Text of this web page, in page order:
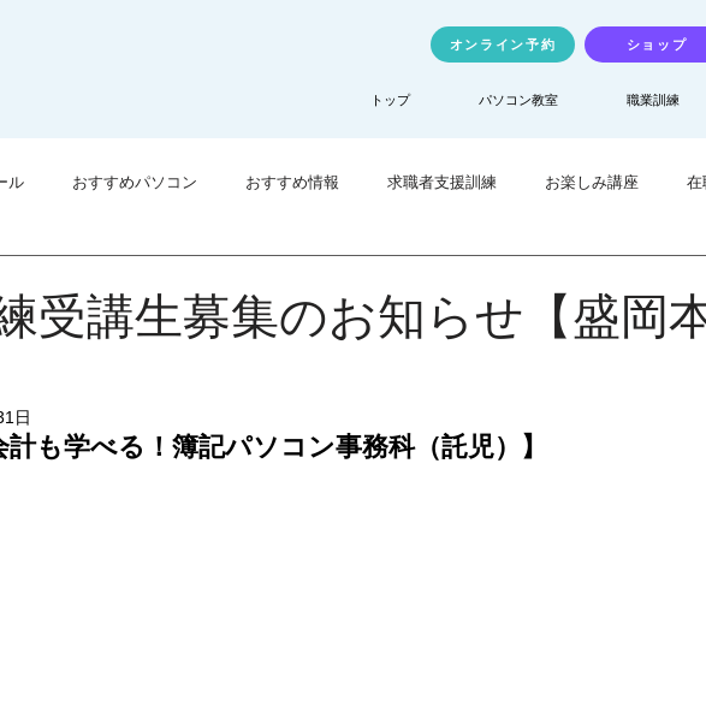
オンライン予約 ショップ
トップ パソコン教室 職業訓練
ル おすすめパソコン おすすめ情報 求職者支援訓練 お楽しみ講座 在
受講生募集のお知らせ【盛岡
日
計も学べる！簿記パソコン事務科（託児）】